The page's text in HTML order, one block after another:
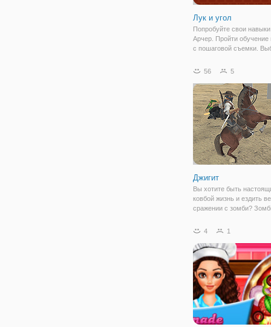
Лук и угол
Попробуйте свои
Арчер. Пройти обучение
с пошаговой съемки.
Локсли, Arrowyn, Бусидо,
приключение. Победить
врагов, стреляя в угол,
56 5
Джигит
Вы хотите быть
ковбой жизнь и ездить
сражении с зомби?
вы должны быть
оружие. У тебя есть 5
4 1